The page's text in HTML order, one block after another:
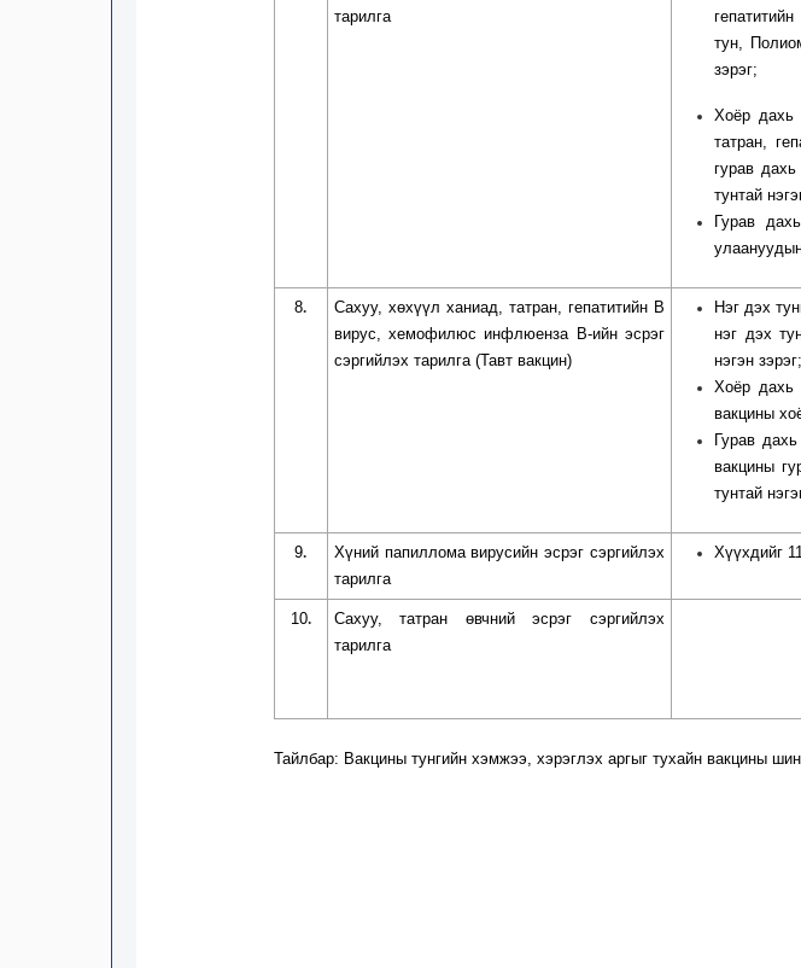
тарилга
тун,
зэрэг;
Хоёр дахь
татран,
гурав
тунтай
Гурав
8.
Сахуу, хөхүүл ханиад, татран, гепатитийн В
вирус, хемофилюс инфлюенза В-ийн эсрэг
сэргийлэх тарилга (Тавт вакцин)
Нэг дэх
нэг дэх
нэгэн зэрэг;
Хоёр дахь
вакцины
Гурав
вакцины
тунтай
9.
Хүний папиллома вирусийн эсрэг сэргийлэх
тарилга
Хүүхдийг
10.
Сахуу, татран өвчний эсрэг сэргийлэх
тарилга
Тайлбар: Вакцины тунгийн хэмжээ, хэрэглэх аргыг тухайн вакцины